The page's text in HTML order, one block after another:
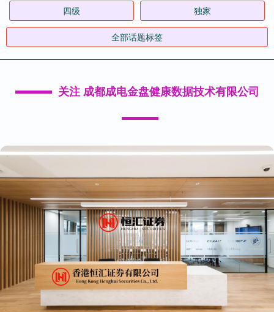
四级 独家
全部话题标签
关注 成都成电金盘健康数据技术有限公司